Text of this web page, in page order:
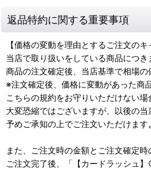
返品特約に関する重要事項
【価格の変動を理由とするご注文のキ
当店で取り扱いをしている商品につ
商品の注文確定後、当店基準で相場
※注文確定後、価格に変動があった商
こちらの規約をお守りいただけない場
大変恐縮ではございますが、以後の
予めご承知の上でご注文いただけます
また、ご注文時の金額とご注文確定
ご注文完了後、「【カードラッシュ